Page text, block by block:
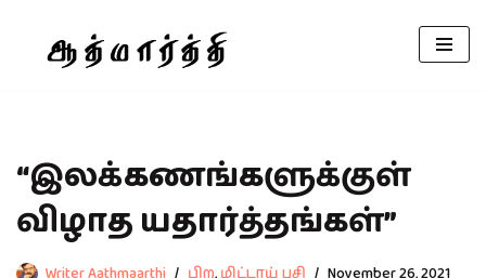
“இலக்கணங்களுக்குள்
விழாத யதார்த்தங்கள்”